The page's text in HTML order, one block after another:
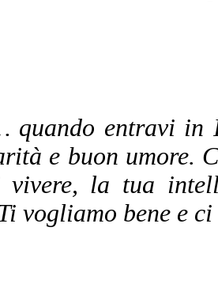
entravi in
e buon umore.
la tua
vogliamo bene e